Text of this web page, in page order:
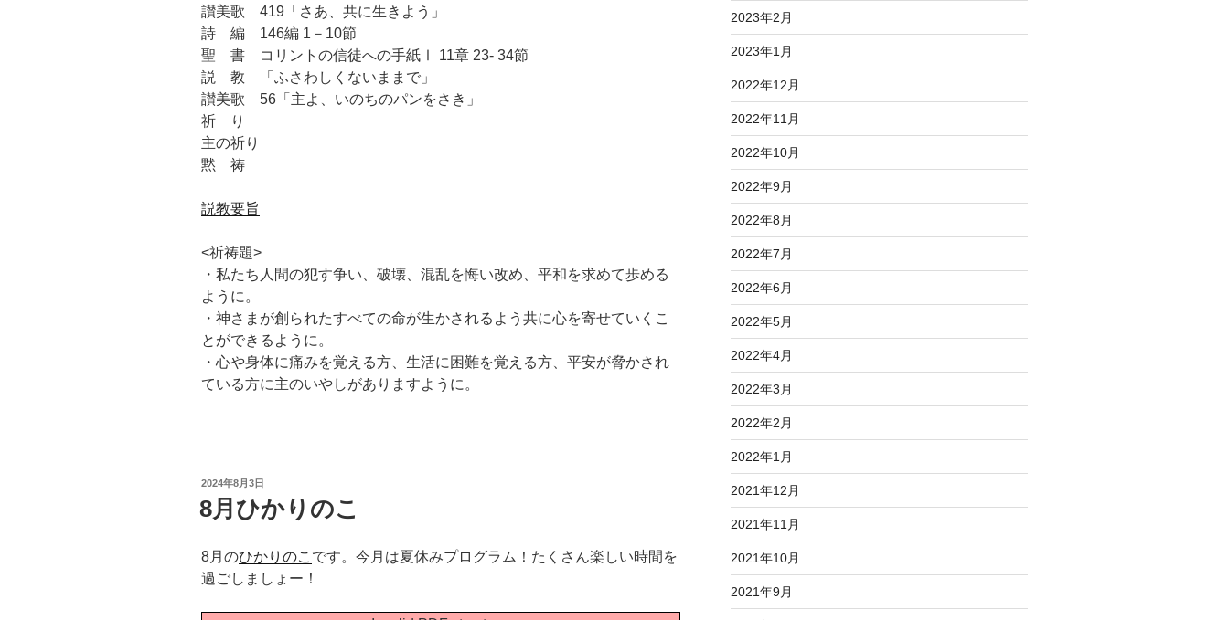
讃美歌 419「さあ、共に生きよう」
詩 編 146編 1－10節
聖 書 コリントの信徒への手紙Ⅰ 11章 23‐ 34節
説 教 「ふさわしくないままで」
讃美歌 56「主よ、いのちのパンをさき」
祈 り
主の祈り
黙 祷
説教要旨
<祈祷題>
・私たち人間の犯す争い、破壊、混乱を悔い改め、平和を求めて歩める
ように。
・神さまが創られたすべての命が生かされるよう共に心を寄せていくこ
とができるように。
・心や身体に痛みを覚える方、生活に困難を覚える方、平安が脅かされ
ている方に主のいやしがありますように。
投
日:
2024年8月3日
8月ひかりのこ
8月のひかりのこ です。今月は夏休みプログラム！たくさん楽しい時間を
過ごしましょー！
2023年2月
2023年1月
2022年12月
2022年11月
2022年10月
2022年9月
2022年8月
2022年7月
2022年6月
2022年5月
2022年4月
2022年3月
2022年2月
2022年1月
2021年12月
2021年11月
2021年10月
2021年9月